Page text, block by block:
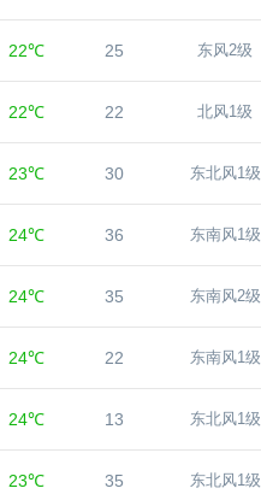
22℃ 25 东风2级
22℃ 22 北风1级
23℃ 30 东北风1级
24℃ 36 东南风1级
24℃ 35 东南风2级
24℃ 22 东南风1级
24℃ 13 东北风1级
23℃ 35 东北风1级